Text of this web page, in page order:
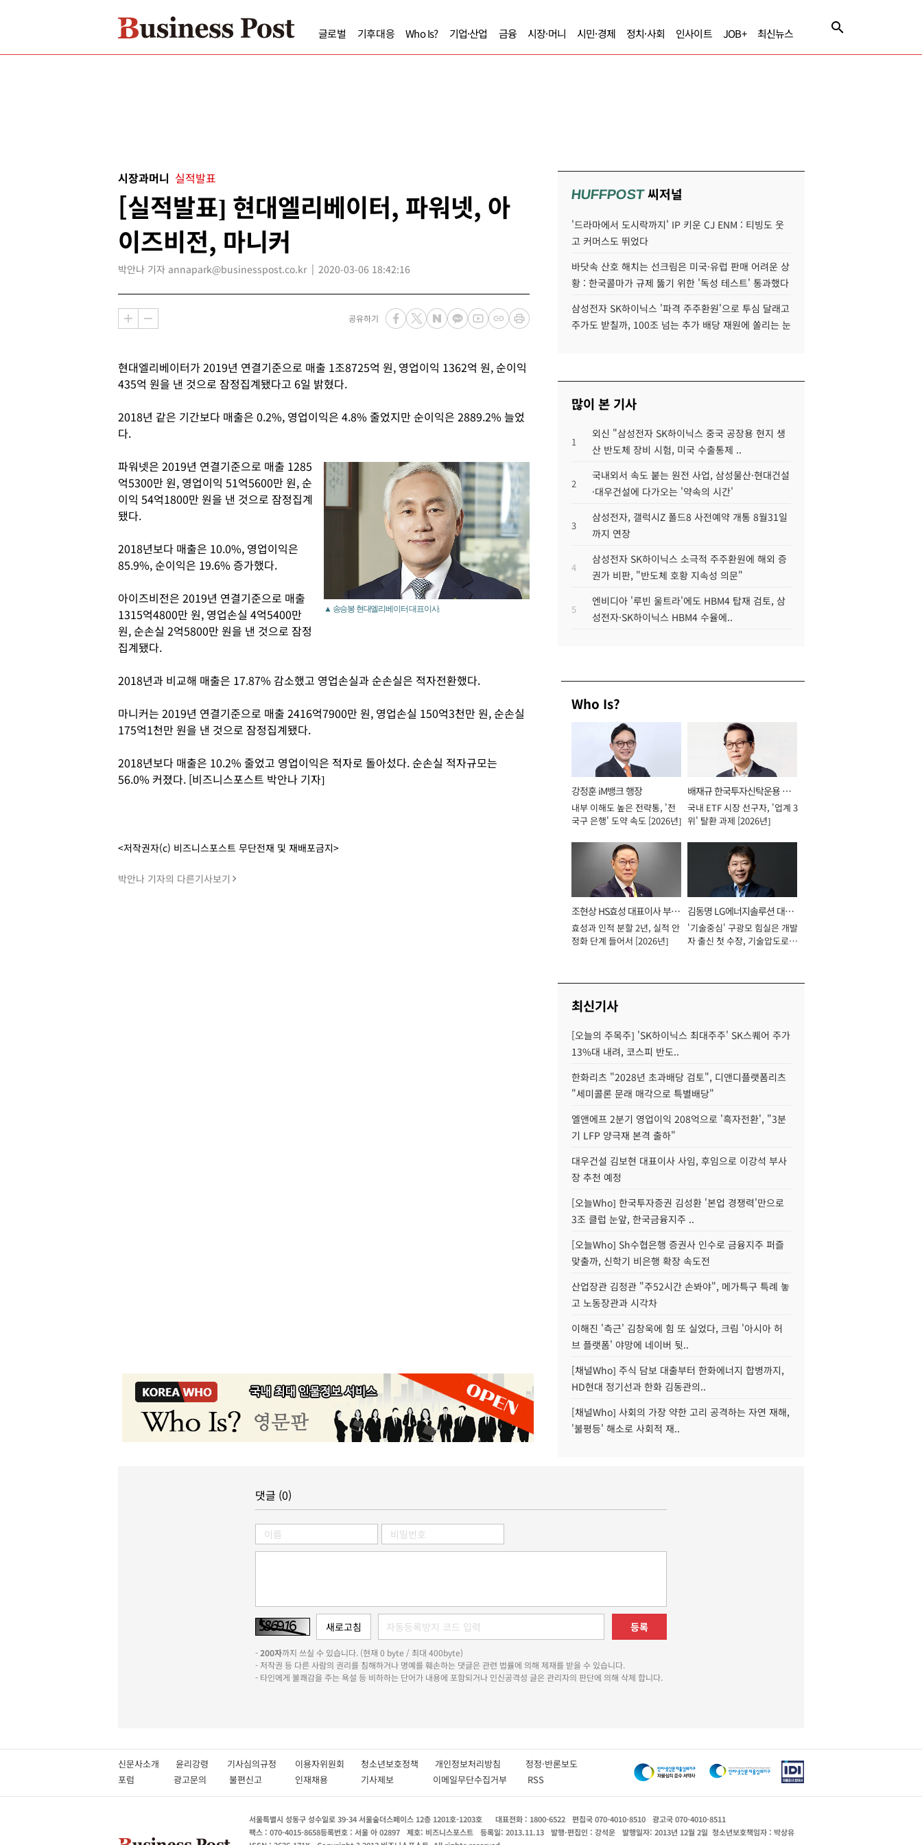
글로벌 기후대응 Who Is? 기업·산업 금융 시장·머니 시민·경제 정치·사회 인사이트 JOB+ 최신뉴스
시장과머니 실적발표
[실적발표] 현대엘리베이터, 파워넷, 아
이즈비전, 마니커
박안나 기자 annapark@businesspost.co.kr 2020-03-06 18:42:16
공유하기
현대엘리베이터가 2019년 연결기준으로 매출 1조8725억 원, 영업이익 1362억 원, 순이익
435억 원을 낸 것으로 잠정집계됐다고 6일 밝혔다.
2018년 같은 기간보다 매출은 0.2%, 영업이익은 4.8% 줄었지만 순이익은 2889.2% 늘었
다.
▲ 송승봉 현대엘리베이터 대표이사.
파워넷은 2019년 연결기준으로 매출 1285
억5300만 원, 영업이익 51억5600만 원, 순
이익 54억1800만 원을 낸 것으로 잠정집계
됐다.
2018년보다 매출은 10.0%, 영업이익은
85.9%, 순이익은 19.6% 증가했다.
아이즈비전은 2019년 연결기준으로 매출
1315억4800만 원, 영업손실 4억5400만
원, 순손실 2억5800만 원을 낸 것으로 잠정
집계됐다.
2018년과 비교해 매출은 17.87% 감소했고 영업손실과 순손실은 적자전환했다.
마니커는 2019년 연결기준으로 매출 2416억7900만 원, 영업손실 150억3천만 원, 순손실
175억1천만 원을 낸 것으로 잠정집계됐다.
2018년보다 매출은 10.2% 줄었고 영업이익은 적자로 돌아섰다. 순손실 적자규모는
56.0% 커졌다. [비즈니스포스트 박안나 기자]
<저작권자(c) 비즈니스포스트 무단전재 및 재배포금지>
박안나 기자의 다른기사보기
HUFFPOST씨저널
'드라마에서 도시락까지' IP 키운 CJ ENM : 티빙도 웃
고 커머스도 뛰었다
바닷속 산호 해치는 선크림은 미국·유럽 판매 어려운 상
황 : 한국콜마가 규제 뚫기 위한 '독성 테스트' 통과했다
삼성전자 SK하이닉스 '파격 주주환원'으로 투심 달래고
주가도 받칠까, 100조 넘는 추가 배당 재원에 쏠리는 눈
많이 본 기사
1
외신 "삼성전자 SK하이닉스 중국 공장용 현지 생
산 반도체 장비 시험, 미국 수출통제 ..
2
국내외서 속도 붙는 원전 사업, 삼성물산·현대건설
·대우건설에 다가오는 '약속의 시간'
3
삼성전자, 갤럭시Z 폴드8 사전예약 개통 8월31일
까지 연장
4
삼성전자 SK하이닉스 소극적 주주환원에 해외 증
권가 비판, "반도체 호황 지속성 의문"
5
엔비디아 '루빈 울트라'에도 HBM4 탑재 검토, 삼
성전자·SK하이닉스 HBM4 수율에..
Who Is?
강정훈 iM뱅크 행장
내부 이해도 높은 전략통, '전
국구 은행' 도약 속도 [2026년]
배재규 한국투자신탁운용 대
표이사 사장
국내 ETF 시장 선구자, '업계 3
위' 탈환 과제 [2026년]
조현상 HS효성 대표이사 부회
장
효성과 인적 분할 2년, 실적 안
정화 단계 들어서 [2026년]
김동명 LG에너지솔루션 대표
이사 사장
'기술중심' 구광모 힘실은 개발
자 출신 첫 수장, 기술압도로
최신기사
[오늘의 주목주] 'SK하이닉스 최대주주' SK스퀘어 주가
13%대 내려, 코스피 반도..
한화리츠 "2028년 초과배당 검토", 디앤디플랫폼리츠
"세미콜론 문래 매각으로 특별배당"
엘앤에프 2분기 영업이익 208억으로 '흑자전환', "3분
기 LFP 양극재 본격 출하"
대우건설 김보현 대표이사 사임, 후임으로 이강석 부사
장 추천 예정
[오늘Who] 한국투자증권 김성환 '본업 경쟁력'만으로
3조 클럽 눈앞, 한국금융지주 ..
[오늘Who] Sh수협은행 증권사 인수로 금융지주 퍼즐
맞출까, 신학기 비은행 확장 속도전
산업장관 김정관 "주52시간 손봐야", 메가특구 특례 놓
고 노동장관과 시각차
이해진 '측근' 김창욱에 힘 또 실었다, 크림 '아시아 허
브 플랫폼' 야망에 네이버 뒷..
[채널Who] 주식 담보 대출부터 한화에너지 합병까지,
HD현대 정기선과 한화 김동관의..
[채널Who] 사회의 가장 약한 고리 공격하는 자연 재해,
'불평등' 해소로 사회적 재..
댓글 (0)
등록
-200자까지 쓰실 수 있습니다. (현재 0 byte / 최대 400byte)
- 저작권 등 다른 사람의 권리를 침해하거나 명예를 훼손하는 댓글은 관련 법률에 의해 제재를 받을 수 있습니다.
- 타인에게 불쾌감을 주는 욕설 등 비하하는 단어가 내용에 포함되거나 인신공격성 글은 관리자의 판단에 의해 삭제 합니다.
신문사소개 윤리강령 기사심의규정 이용자위원회 청소년보호정책 개인정보처리방침 정정·반론보도
포럼
광고문의 불편신고 인재채용 기사제보 이메일무단수집거부 RSS
서울특별시 성동구 성수일로 39-34 서울숲더스페이스 12층 1201호-1203호 대표전화 : 1800-6522 편집국 070-4010-8510
광고국 070-4010-8511
팩스 : 070-4015-8658등록번호 : 서울 아 02897 제호: 비즈니스포스트 등록일: 2013.11.13 발행·편집인 : 강석운 발행일자: 2013년 12월 2일 청소년보호책임자 : 박상유